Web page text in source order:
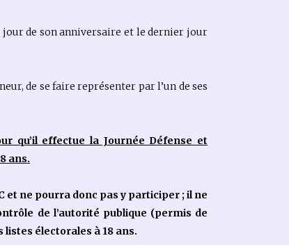
jour de son anniversaire et le dernier jour
de se faire représenter par l’un de ses
qu’il effectue la Journée Défense et
ans.
et ne pourra donc pas y participer ; il ne
de l’autorité publique (permis de
listes électorales à 18 ans.